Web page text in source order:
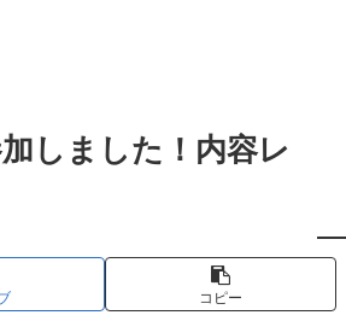
しました！内容レ
コピー